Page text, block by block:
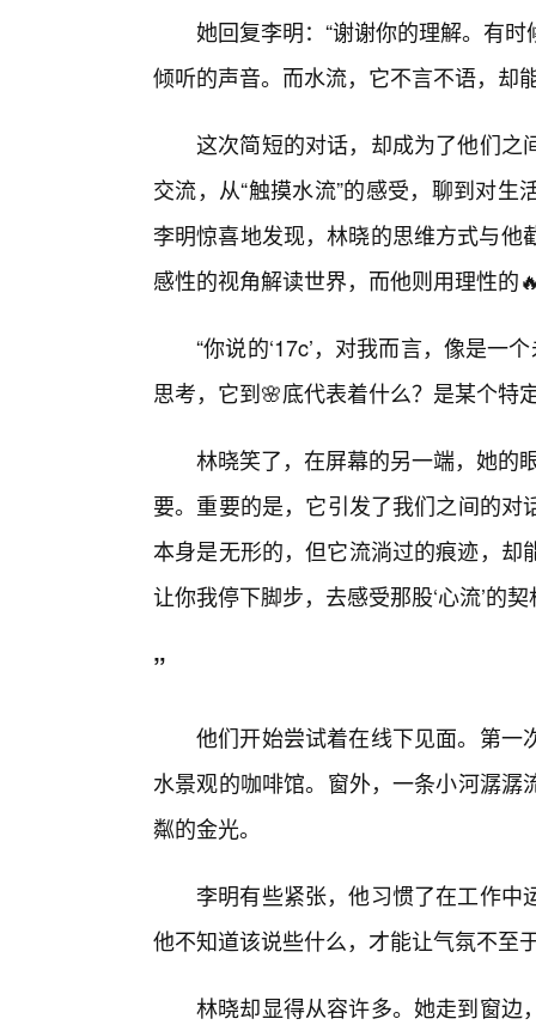
她回复李明：“谢谢你的理解。有
倾听的声音。而水流，它不言不语，却
这次简短的对话，却成为了他们之
交流，从“触摸水流”的感受，聊到对
李明惊喜地发现，林晓的思维方式与
感性的视角解读世界，而他则用理性的
“你说的‘17c’，对我而言，像是一
思考，它到🌸底代表着什么？是某个特
林晓笑了，在屏幕的另一端，她的
要。重要的是，它引发了我们之间的
本身是无形的，但它流淌过的痕迹，却
让你我停下脚步，去感受那股‘心流’的
”
他们开始尝试着在线下见面。第一
水景观的咖啡馆。窗外，一条小河潺
粼的金光。
李明有些紧张，他习惯了在工作中
他不知道该说些什么，才能让气氛不至
林晓却显得从容许多。她走到窗边